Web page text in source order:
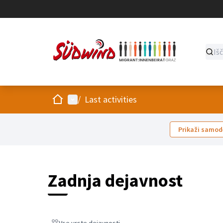
DomovMain menu
/ Last activities
Prikaži
Zadnja dejavnost